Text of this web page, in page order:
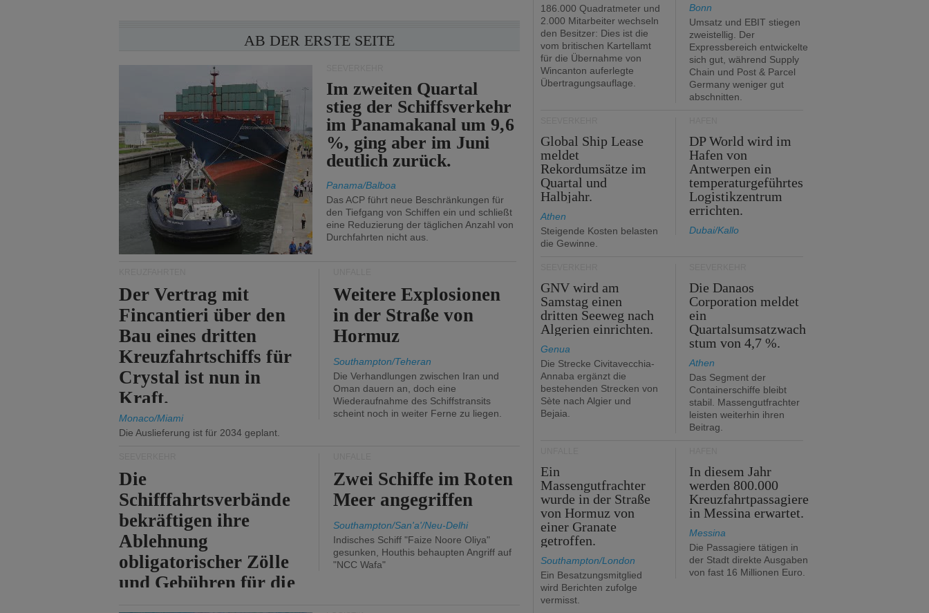
AB DER ERSTE SEITE
Im zweiten Quartal
stieg der Schiffsverkehr
im Panamakanal um 9,6
%, ging aber im Juni
deutlich zurück.
Panama/Balboa
Das ACP führt neue Beschränkungen für
den Tiefgang von Schiffen ein und schließt
eine Reduzierung der täglichen Anzahl von
Durchfahrten nicht aus.
Der Vertrag mit
Fincantieri über den
Bau eines dritten
Kreuzfahrtschiffs für
Crystal ist nun in
Kraft.
Monaco/Miami
Die Auslieferung ist für 2034 geplant.
Weitere Explosionen
in der Straße von
Hormuz
Southampton/Teheran
Die Verhandlungen zwischen Iran und
Oman dauern an, doch eine
Wiederaufnahme des Schiffstransits
scheint noch in weiter Ferne zu liegen.
Die
Schifffahrtsverbände
bekräftigen ihre
Ablehnung
obligatorischer Zölle
und Gebühren für die
Zwei Schiffe im Roten
Meer angegriffen
Southampton/San'a'/Neu-Delhi
Indisches Schiff "Faize Noore Oliya"
gesunken, Houthis behaupten Angriff auf
"NCC Wafa"
186.000 Quadratmeter und
2.000 Mitarbeiter wechseln
den Besitzer: Dies ist die
vom britischen Kartellamt
für die Übernahme von
Wincanton auferlegte
Übertragungsauflage.
Bonn
Umsatz und EBIT stiegen
zweistellig. Der
Expressbereich entwickelte
sich gut, während Supply
Chain und Post & Parcel
Germany weniger gut
abschnitten.
Global Ship Lease
meldet
Rekordumsätze im
Quartal und
Halbjahr.
Athen
Steigende Kosten belasten
die Gewinne.
DP World wird im
Hafen von
Antwerpen ein
temperaturgeführtes
Logistikzentrum
errichten.
Dubai/Kallo
GNV wird am
Samstag einen
dritten Seeweg nach
Algerien einrichten.
Genua
Die Strecke Civitavecchia-
Annaba ergänzt die
bestehenden Strecken von
Sète nach Algier und
Bejaia.
Die Danaos
Corporation meldet
ein
Quartalsumsatzwach
stum von 4,7 %.
Athen
Das Segment der
Containerschiffe bleibt
stabil. Massengutfrachter
leisten weiterhin ihren
Beitrag.
Ein
Massengutfrachter
wurde in der Straße
von Hormuz von
einer Granate
getroffen.
Southampton/London
Ein Besatzungsmitglied
wird Berichten zufolge
vermisst.
In diesem Jahr
werden 800.000
Kreuzfahrtpassagiere
in Messina erwartet.
Messina
Die Passagiere tätigen in
der Stadt direkte Ausgaben
von fast 16 Millionen Euro.